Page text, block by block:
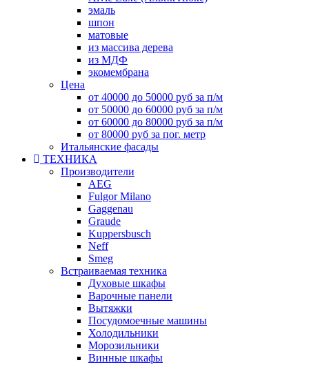
эмаль
шпон
матовые
из массива дерева
из МДФ
экомембрана
Цена
от 40000 до 50000 руб за п/м
от 50000 до 60000 руб за п/м
от 60000 до 80000 руб за п/м
от 80000 руб за пог. метр
Итальянские фасады
ТЕХНИКА
Производители
AEG
Fulgor Milano
Gaggenau
Graude
Kuppersbusch
Neff
Smeg
Встраиваемая техника
Духовые шкафы
Варочные панели
Вытяжки
Посудомоечные машины
Холодильники
Морозильники
Винные шкафы